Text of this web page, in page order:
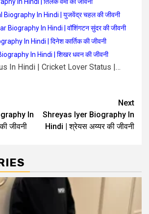
In Hindi | युजवेंद्र चहल की जीवनी
Biography In Hindi | वॉशिंगटन सुंदर की जीवनी
In Hindi | दिनेश कार्तिक की जीवनी
In Hindi | शिखर धवन की जीवनी
In Hindi | Cricket Lover Status |…
In
जीवनी
Next
Shreyas Iyer Biography In
Hindi | श्रेयस अय्यर की जीवनी